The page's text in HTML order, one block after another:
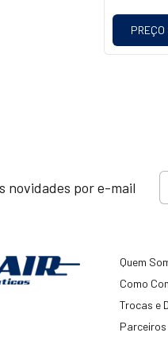
novidades por e-mail
Quem
Como
Trocas e
Parceiros